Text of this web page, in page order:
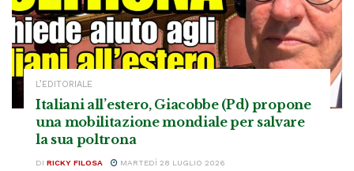
L’EDITORIALE
Italiani all’estero, Giacobbe (Pd) propone
una mobilitazione mondiale per salvare
la sua poltrona
DI RICKY FILOSA MARTEDÌ 28 LUGLIO 2026